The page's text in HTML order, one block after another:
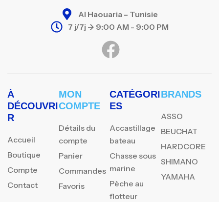
Al Haouaria – Tunisie
7 j/7j -> 9:00 AM - 9:00 PM
À
DÉCOUVRI
R
Accueil
Boutique
Compte
Contact
MON
COMPTE
Détails du
compte
Panier
Commandes
Favoris
CATÉGORI
ES
Accastillage
bateau
Chasse sous
marine
Pèche au
flotteur
BRANDS
ASSO
BEUCHAT
HARDCORE
SHIMANO
YAMAHA